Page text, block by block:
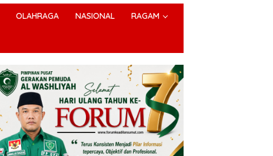
OLAHRAGA NASIONAL RAGAM